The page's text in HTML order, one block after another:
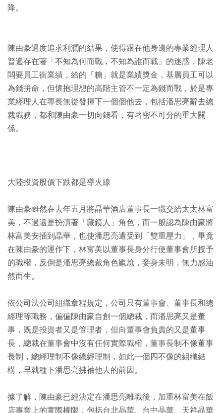
降。
陳由豪過度追求利潤的結果，使得跟在他身邊的專業經理人
普遍存在著「不知為何而戰，不知為誰而戰」的迷惑，陳老
闆要員工衝業績，給的「糖」就是業績獎金，基層員工可以
為錢拚命，但懷抱理想的高階主管不一定為錢而戰，於是專
業經理人在專長無從發揮下一個個他去，包括潘思亮辭去總
裁職務，都和陳由豪一切向錢看，有著密不可分的重大關
係。
大陸投資股價下跌都是導火線
陳由豪雖然在去年五月將晶華酒店董事長一職交給太太林富
美，不過還是扮演著「藏鏡人」角色，而一般認為陳由豪將
林富美安插到晶華，也使潘思亮遭受到「雙重壓力」，畢竟
在陳由豪的運作下，林富美以董事長身分行使董事會所授予
的職權，反倒是潘思亮總裁角色尷尬，妾身未明，無力感油
然而生。
依公司法公司組織章程規定，公司只有董事會、董事長和總
經理等職務，偏偏陳由豪自創一個總裁，而潘思亮又是董
事，既是投資者又是管理者，但向董事會負責的又是董事
長，總裁在董事會中沒有任何實際職權，董事長制不像董事
長制，總經理制不像總經理制，如此一個四不像的組織結
構，早就種下潘思亮拂袖他去的前因。
據了解，陳由豪已經決定在潘思亮離職後，加重林富美在飯
店事業上的實際權限，包括台北晶華、台中晶華、天祥晶華